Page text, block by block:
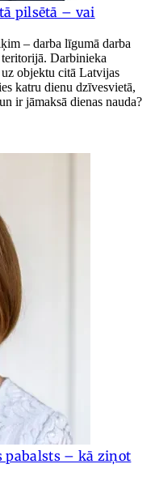
pilsētā – vai
‒ darba līgumā darba
Darbinieka
objektu citā Latvijas
katru dienu dzīvesvietā,
ir jāmaksā dienas nauda?
pabalsts – kā ziņot